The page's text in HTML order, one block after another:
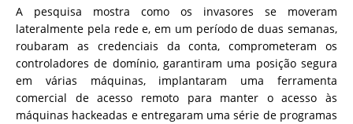
A pesquisa mostra como os invasores se moveram
lateralmente pela rede e, em um período de duas semanas,
roubaram as credenciais da conta, comprometeram os
controladores de domínio, garantiram uma posição segura
em várias máquinas, implantaram uma ferramenta
comercial de acesso remoto para manter o acesso às
máquinas hackeadas e entregaram uma série de programas